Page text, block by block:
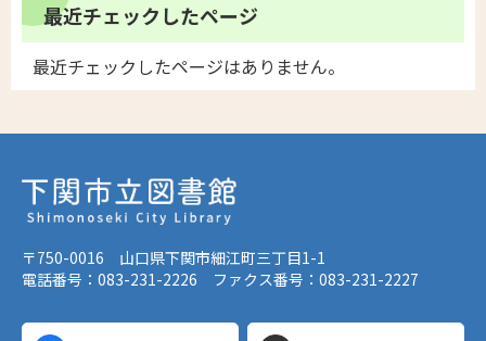
最近チェックしたページ
最近チェックしたページはありません。
〒750-0016 山口県下関市細江町三丁目1-1
電話番号：083-231-2226 ファクス番号：083-231-2227